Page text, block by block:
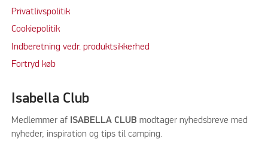
Privatlivspolitik
Cookiepolitik
Indberetning vedr. produktsikkerhed
Fortryd køb
Isabella Club
Medlemmer afISABELLA CLUB modtager nyhedsbreve med
nyheder, inspiration og tips til camping.